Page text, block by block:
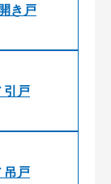
き戸
引戸
吊戸